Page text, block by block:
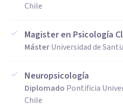
Chile
Magister en Psicología
MásterUniversidad de
Neuropsicología
Diplomado Pontificia
Chile